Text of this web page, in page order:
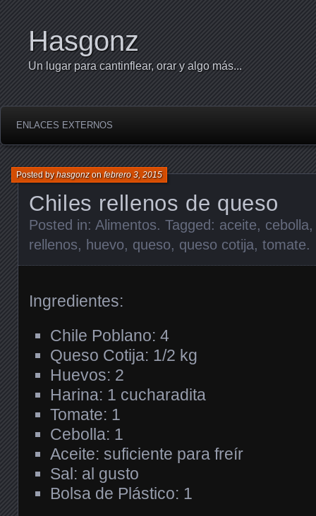
Hasgonz
Un lugar para cantinflear, orar y algo más...
ENLACES EXTERNOS
Chiles rellenos de queso
Posted byhasgonzonfebrero 3, 2015
Posted in: Alimentos. Tagged: aceite, cebolla
rellenos, huevo, queso, queso cotija, tomate.
Ingredientes:
Chile Poblano: 4
Queso Cotija: 1/2 kg
Huevos: 2
Harina: 1 cucharadita
Tomate: 1
Cebolla: 1
Aceite: suficiente para freír
Sal: al gusto
Bolsa de Plástico: 1